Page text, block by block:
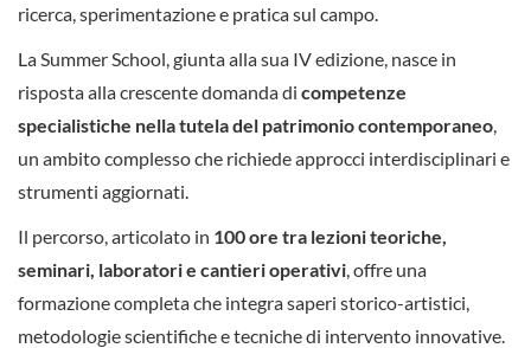
ricerca, sperimentazione e pratica sul campo.
La Summer School, giunta alla sua IV edizione, nasce in
risposta alla crescente domanda di competenze
specialistiche nella tutela del patrimonio contemporaneo,
un ambito complesso che richiede approcci interdisciplinari e
strumenti aggiornati.
Il percorso, articolato in 100 ore tra lezioni teoriche,
seminari, laboratori e cantieri operativi, offre una
formazione completa che integra saperi storico-artistici,
metodologie scientifiche e tecniche di intervento innovative.